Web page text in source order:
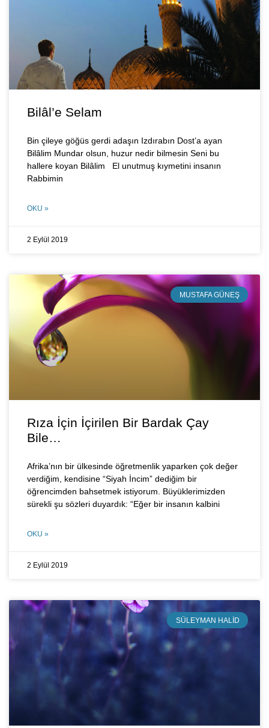
Bilâl’e Selam
Bin çileye göğüs gerdi adaşın Izdırabın Dost’a ayan
Bilâlim Mundar olsun, huzur nedir bilmesin Seni bu
hallere koyan Bilâlim El unutmuş kıymetini insanın
Rabbimin
OKU »
2 Eylül 2019
MUSTAFA GÜNEŞ
Rıza İçin İçirilen Bir Bardak Çay
Bile…
Afrika’nın bir ülkesinde öğretmenlik yaparken çok değer
verdiğim, kendisine “Siyah İncim” dediğim bir
öğrencimden bahsetmek istiyorum. Büyüklerimizden
sürekli şu sözleri duyardık: “Eğer bir insanın kalbini
OKU »
2 Eylül 2019
SÜLEYMAN HALID